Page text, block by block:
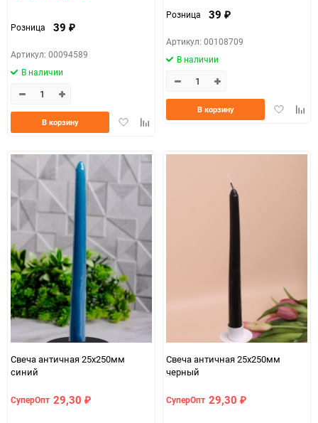
Розница 39 ₽
Артикул: 00094589
В наличии
ДобавитьДобавить
В корзину
Розница 39 ₽
Артикул: 00108709
В наличии
Добавить
В корзину
Свеча античная 25х250мм
синий
СуперОпт 29,30 ₽
Свеча античная 25х250мм
черный
СуперОпт 29,30 ₽